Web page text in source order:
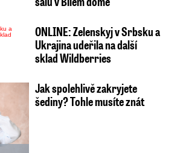
ONLINE: Zelenskyj v Srbsku a
Ukrajina udeřila na další
sklad Wildberries
Jak spolehlivě zakryjete
šediny? Tohle musíte znát